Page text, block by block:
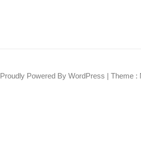
Proudly Powered By WordPress | Theme :